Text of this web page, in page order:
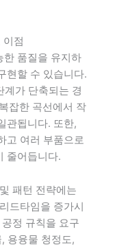
이점
한 품질을 유지하
현할 수 있습니다.
계가 단축되는 경
복잡한 곡선에서 작
관됩니다. 또한,
고 여러 부품으로
줄어듭니다.
패턴 전략에는
드타임을 증가시
정 규칙을 요구
용융물 청정도,